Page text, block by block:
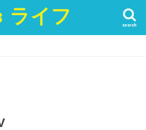
ライフ search